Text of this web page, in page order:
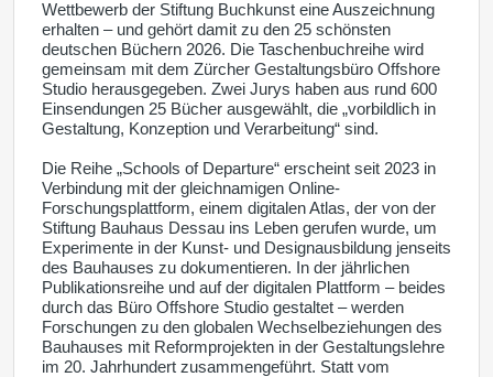
Wettbewerb der Stiftung Buchkunst eine Auszeichnung
erhalten – und gehört damit zu den 25 schönsten
deutschen Büchern 2026. Die Taschenbuchreihe wird
gemeinsam mit dem Zürcher Gestaltungsbüro Offshore
Studio herausgegeben. Zwei Jurys haben aus rund 600
Einsendungen 25 Bücher ausgewählt, die „vorbildlich in
Gestaltung, Konzeption und Verarbeitung“ sind.
Die Reihe „Schools of Departure“ erscheint seit 2023 in
Verbindung mit der gleichnamigen Online-
Forschungsplattform, einem digitalen Atlas, der von der
Stiftung Bauhaus Dessau ins Leben gerufen wurde, um
Experimente in der Kunst- und Designausbildung jenseits
des Bauhauses zu dokumentieren. In der jährlichen
Publikationsreihe und auf der digitalen Plattform – beides
durch das Büro Offshore Studio gestaltet – werden
Forschungen zu den globalen Wechselbeziehungen des
Bauhauses mit Reformprojekten in der Gestaltungslehre
im 20. Jahrhundert zusammengeführt. Statt vom